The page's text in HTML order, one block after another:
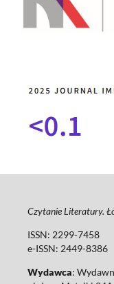
Czytanie Literatury.
ISSN: 2299-7458
e-ISSN: 2449-8386
Wydawca: